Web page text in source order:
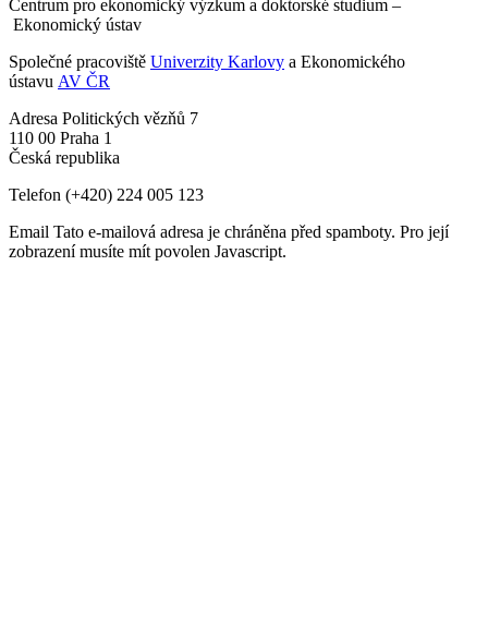
Centrum pro ekonomický výzkum a doktorské studium –
Ekonomický ústav
Společné pracoviště Univerzity Karlovy a Ekonomického
ústavu AV ČR
Adresa Politických vězňů 7
110 00 Praha 1
Česká republika
Telefon (+420) 224 005 123
Email Tato e-mailová adresa je chráněna před spamboty. Pro její
zobrazení musíte mít povolen Javascript.